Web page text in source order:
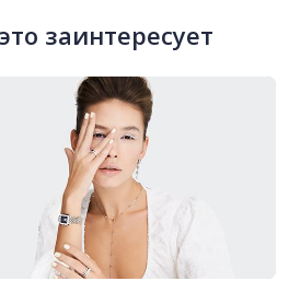
заинтересует